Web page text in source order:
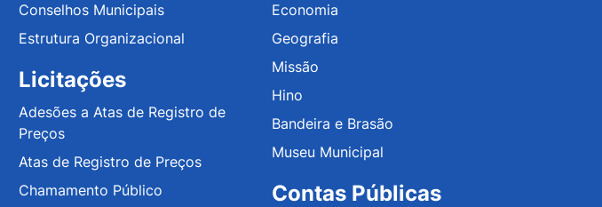
Conselhos Municipais
Estrutura Organizacional
Licitações
Adesões a Atas de Registro de
Preços
Atas de Registro de Preços
Chamamento Público
Economia
Geografia
Missão
Hino
Bandeira e Brasão
Museu Municipal
Contas Públicas